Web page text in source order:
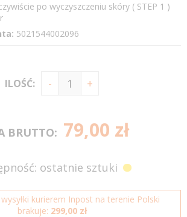
po wyczyszczeniu skóry ( STEP 1 )
5021544002096
ILOŚĆ:
BRUTTO: 79,00 zł
ostatnie sztuki
kurierem Inpost na terenie Polski
brakuje: 299,00 zł